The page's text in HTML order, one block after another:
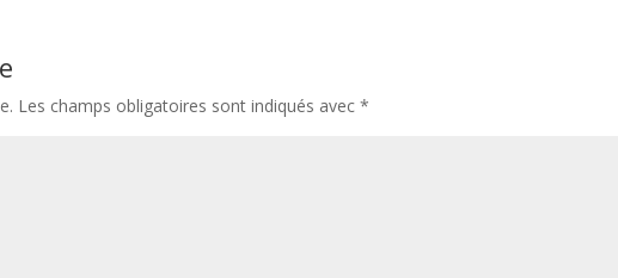
Les champs obligatoires sont indiqués avec*